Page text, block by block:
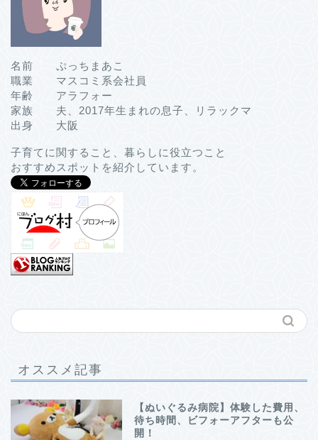
名前 ぷっちまあこ
職業 マスコミ系会社員
年齢 アラフォー
家族 夫、2017年生まれの息子、リラックマ
出身 大阪
子育てに関すること、暮らしに役立つこと
おすすめスポットを紹介しています。
オススメ記事
【ぬいぐるみ病院】体験した費用、
待ち時間、ビフォーアフターも公
開！